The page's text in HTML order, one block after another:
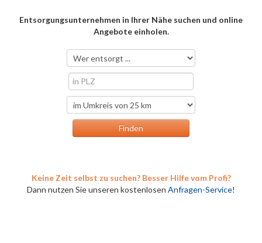
Entsorgungsunternehmen in Ihrer Nähe suchen und online
Angebote einholen.
Keine Zeit selbst zu suchen? Besser Hilfe vom Profi?
Dann nutzen Sie unseren kostenlosen Anfragen-Service!